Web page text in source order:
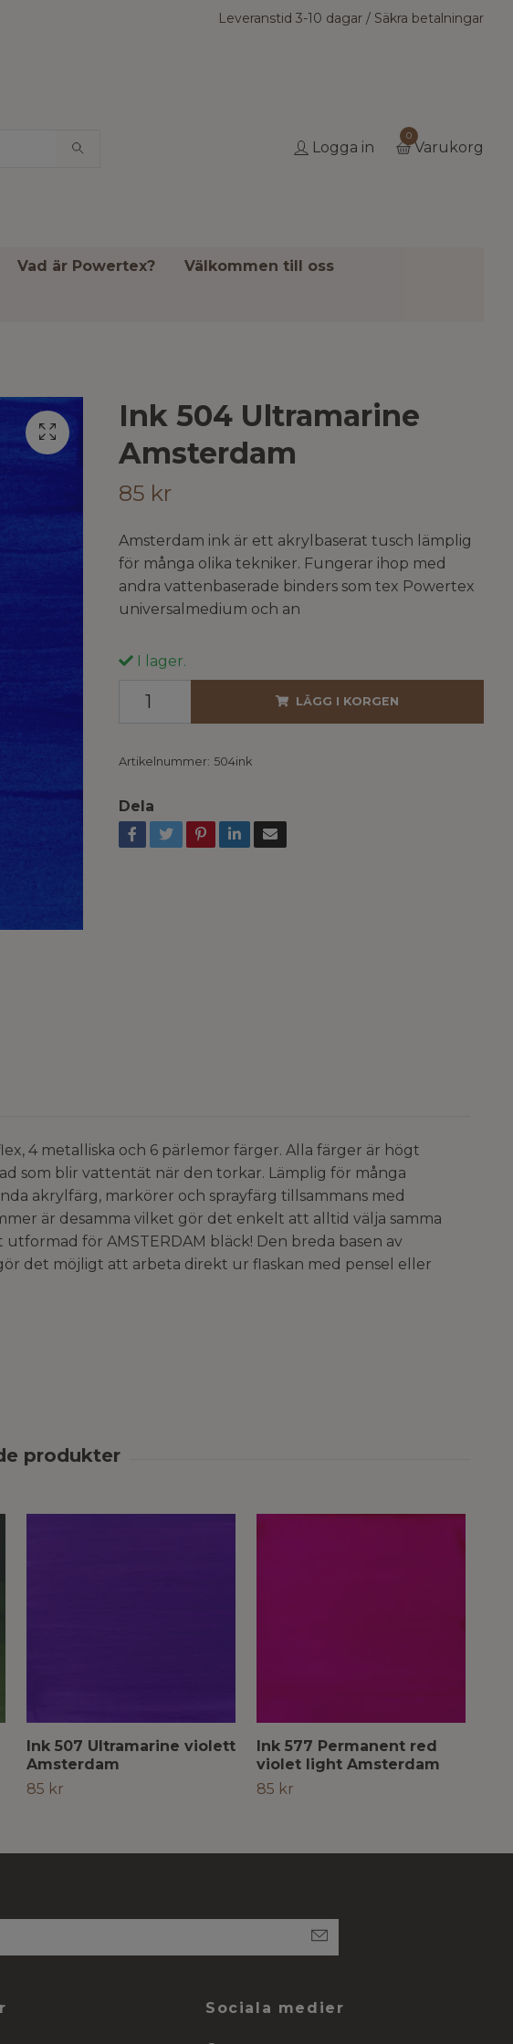
Leveranstid 3-10 dagar / Säkra betalningar
Logga in
0
Varukorg
Vad är Powertex? Välkommen till oss
Ink 504 Ultramarine
Amsterdam
85 kr
Amsterdam ink är ett akrylbaserat tusch lämplig
för många olika tekniker. Fungerar ihop med
andra vattenbaserade binders som tex Powertex
universalmedium och an
I lager.
LÄGG I KORGEN
Artikelnummer: 504ink
Dela
4 metalliska och 6 pärlemor färger. Alla färger är högt
som blir vattentät när den torkar. Lämplig för många
akrylfärg, markörer och sprayfärg tillsammans med
är desamma vilket gör det enkelt att alltid välja samma
för AMSTERDAM bläck! Den breda basen av
det möjligt att arbeta direkt ur flaskan med pensel eller
Ink 507 Ultramarine violett
Amsterdam
85 kr
Ink 577 Permanent red
violet light Amsterdam
85 kr
Sociala medier